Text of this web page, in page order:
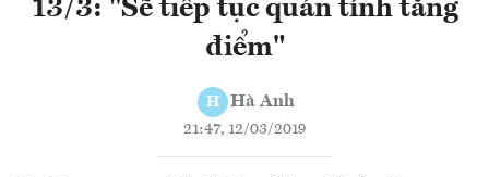
13/3: "Sẽ tiếp tục quán tính tăng
điểm"
H Hà Anh
21:47, 12/03/2019